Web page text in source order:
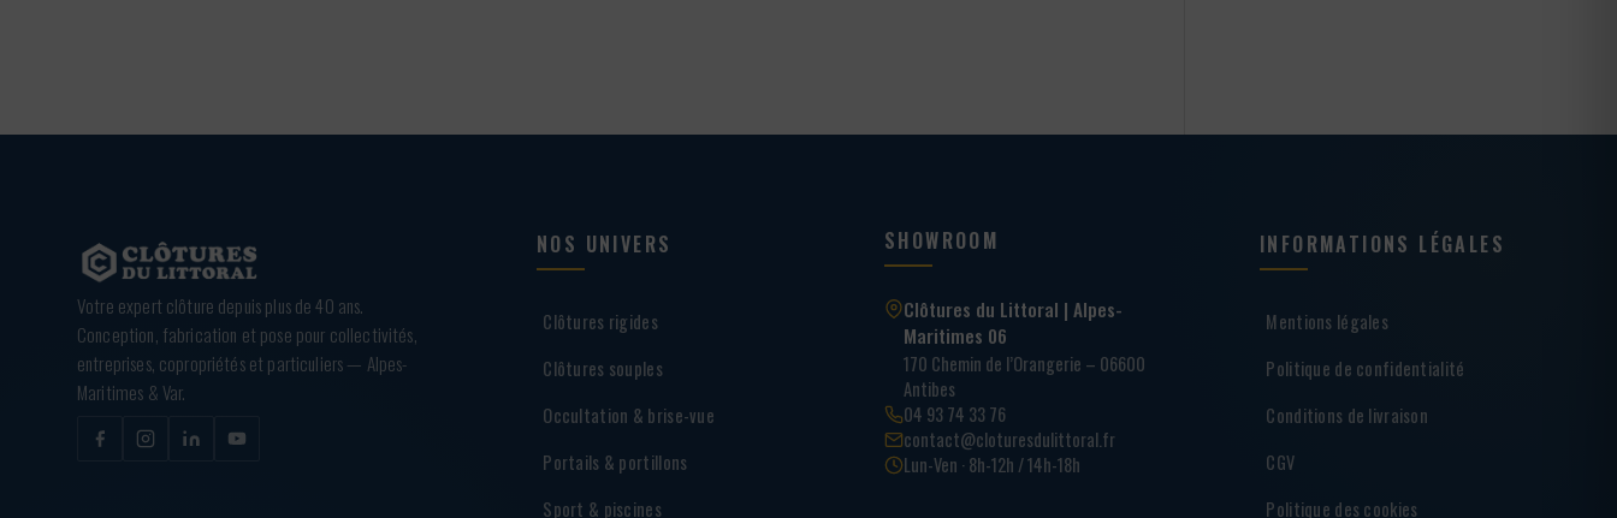
Votre expert clôture depuis plus de 40 ans.
Conception, fabrication et pose pour collectivités,
entreprises, copropriétés et particuliers — Alpes-
Maritimes & Var.
NOS UNIVERS
Clôtures rigides
Clôtures souples
Occultation & brise-vue
Portails & portillons
Sport & piscines
SHOWROOM
Clôtures du Littoral | Alpes-
Maritimes 06
170 Chemin de l’Orangerie – 06600
Antibes
04 93 74 33 76
contact@cloturesdulittoral.fr
Lun-Ven · 8h-12h / 14h-18h
INFORMATIONS LÉGALES
Mentions légales
Politique de confidentialité
Conditions de livraison
CGV
Politique des cookies